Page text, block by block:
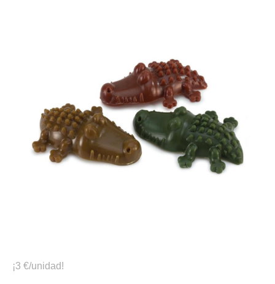
¡3 €/unidad!